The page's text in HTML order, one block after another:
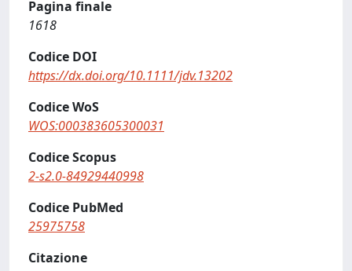
Pagina finale
1618
Codice DOI
https://dx.doi.org/10.1111/jdv.13202
Codice WoS
WOS:000383605300031
Codice Scopus
2-s2.0-84929440998
Codice PubMed
25975758
Citazione